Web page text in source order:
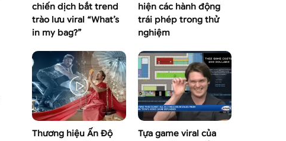
chiến dịch bắt trend
trào lưu viral “What’s
in my bag?”
hiện các hành động
trái phép trong thử
nghiệm
Thương hiệu Ấn Độ
Tựa game viral của